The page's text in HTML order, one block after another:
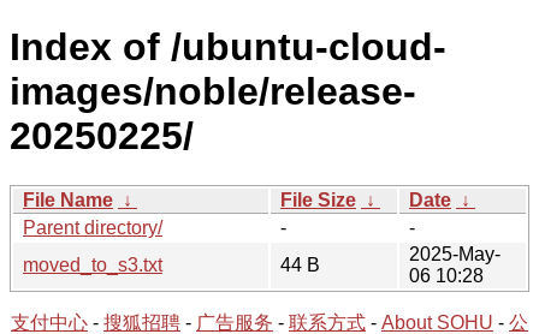
Index of /ubuntu-cloud-
images/noble/release-
20250225/
File Name ↓ File Size ↓ Date ↓
Parent directory/
-
-
moved_to_s3.txt
44 B
2025-May-
06 10:28
支付中心 - 搜狐招聘 - 广告服务 - 联系方式 - About SOHU - 公